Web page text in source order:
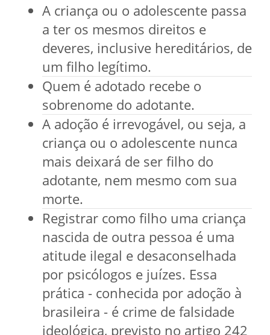
A criança ou o adolescente passa
a ter os mesmos direitos e
deveres, inclusive hereditários, de
um filho legítimo.
Quem é adotado recebe o
sobrenome do adotante.
A adoção é irrevogável, ou seja, a
criança ou o adolescente nunca
mais deixará de ser filho do
adotante, nem mesmo com sua
morte.
Registrar como filho uma criança
nascida de outra pessoa é uma
atitude ilegal e desaconselhada
por psicólogos e juízes. Essa
prática - conhecida por adoção à
brasileira - é crime de falsidade
ideológica, previsto no artigo 242